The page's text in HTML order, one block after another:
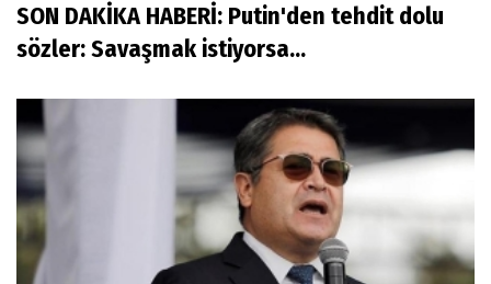
SON DAKİKA HABERİ: Putin'den tehdit dolu
sözler: Savaşmak istiyorsa...